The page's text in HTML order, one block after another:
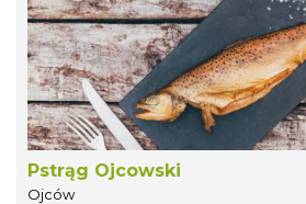
Pstrąg Ojcowski
Ojców